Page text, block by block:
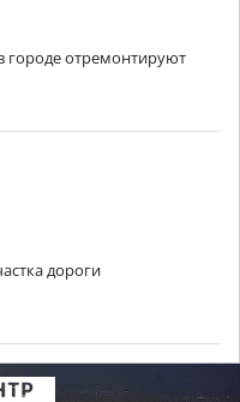
городе отремонтируют
дороги